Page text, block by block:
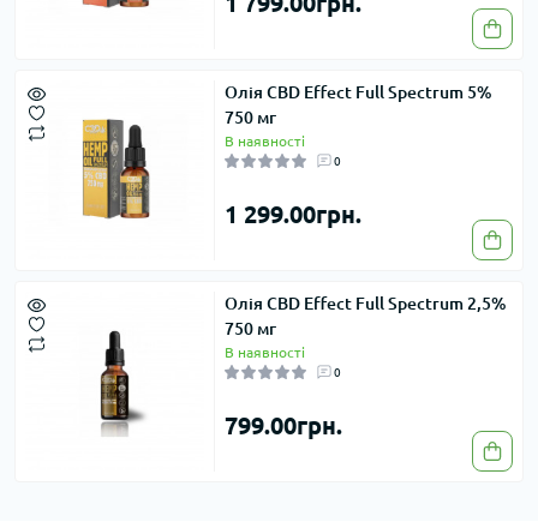
Олія CBD Effect Full Spectrum 5%
750 мг
В наявності
0
1 299.00грн.
Олія CBD Effect Full Spectrum 2,5%
750 мг
В наявності
0
799.00грн.